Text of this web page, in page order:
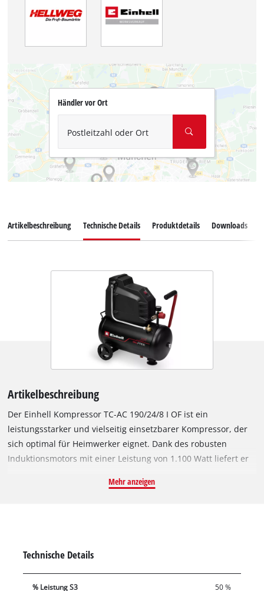
Händler vor Ort
Postleitzahl oder Ort
Artikelbeschreibung Technische Details Produktdetails Downloads
Artikelbeschreibung
Der Einhell Kompressor TC-AC 190/24/8 I OF ist ein
leistungsstarker und vielseitig einsetzbarer Kompressor, der
sich optimal für Heimwerker eignet. Dank des robusten
Induktionsmotors mit einer Leistung von 1.100 Watt liefert er
Performance. Die ölfreie Pumpe sorgt für minimalen
Druckminderer kann der Arbeitsdruck präzise bis zu einem
Maximalwert von 8 bar eingestellt werden. Zur Überwachung
Mehr anzeigen
Technische Details
% Leistung S3 50 %